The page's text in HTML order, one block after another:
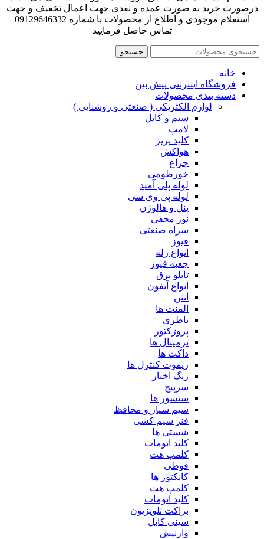
درصورت خرید به صورت عمده و نقدی جهت اعمال تخفیف و جهت
استعلام موجودی و اطلاع از محصولات با شماره 09129646332
تماس حاصل فرمایید
جستجو
خانه
فروشگاه اینترنتی پیش بین
دسته بندی محصولات
لوازم الکتریکی ( صنعتی و روشنایی )
سیم و کابل
لامپ
کلید پریز
هواکش
چراغ
خورطومی
لوله پلی آمید
لوله پی وی سی
پنل و هالوژن
نور مخفی
سراه صنعتی
فیوز
انواع رله
جعبه فیوز
تابلو برق
انواع آیفون
آنتن
المنت ها
باطری
پروژکتور
ترمینال ها
داکت ها
ریموت کنترل ها
زنگ اخبار
سرپیچ
سنسور ها
سیم سیار و محافظ
فنر سیم کشی
شستی ها
کلید اتومات
کلمپ هت
قوطی
کانکتور ها
کلمپ هت
کلید اتومات
براکت تلویزیون
سینی کابل
وارنیش